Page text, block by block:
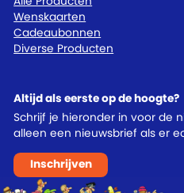
Wenskaarten
Cadeaubonnen
Diverse Producten
Altijd als eerste op de hoogte?
Schrijf je hieronder in voor de
alleen een nieuwsbrief als er
Inschrijven